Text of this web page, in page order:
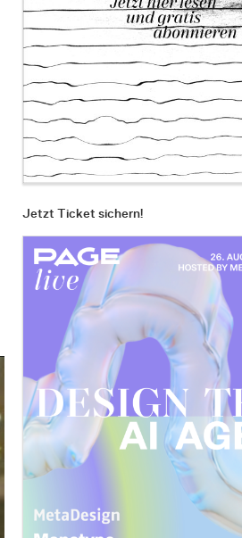
Jetzt Ticket sichern!